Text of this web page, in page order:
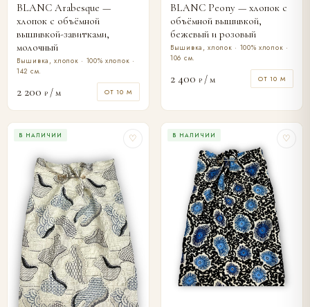
BLANC Arabesque —
хлопок с объёмной
вышивкой-завитками,
молочный
Вышивка, хлопок · 100% хлопок ·
142 см.
2 200 ₽ / м ОТ 10 М
BLANC Peony — хлопок с
объёмной вышивкой,
бежевый и розовый
Вышивка, хлопок · 100% хлопок ·
106 см.
2 400 ₽ / м ОТ 10 М
В НАЛИЧИИ ♡ В НАЛИЧИИ ♡